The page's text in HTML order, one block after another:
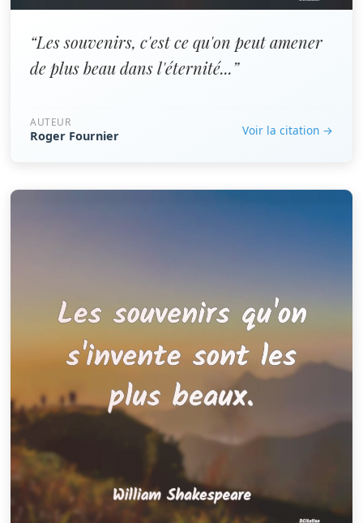
“Les souvenirs, c'est ce qu'on peut amener
de plus beau dans l'éternité...”
AUTEUR
Roger Fournier Voir la citation →